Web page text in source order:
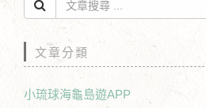
文章分類
小琉球海龜島遊APP